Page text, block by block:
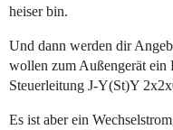
heiser bin.
Und dann werden dir
wollen zum Außengerät ein
Steuerleitung J-Y(St)Y
Es ist aber ein